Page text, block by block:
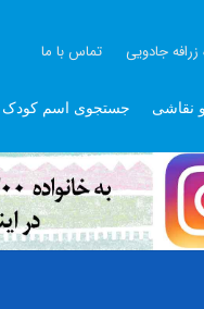
جادویی تماس با ما
نقاشی جستجوی اسم کودک